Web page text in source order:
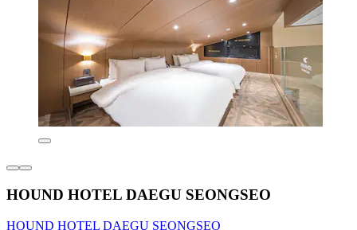
HOUND HOTEL DAEGU SEONGSEO
HOUND HOTEL DAEGU SEONGSEO